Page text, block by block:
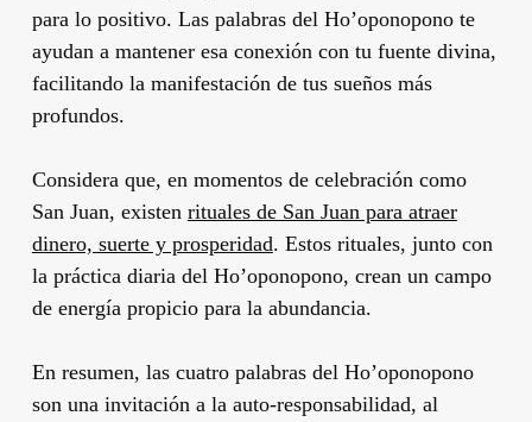
para lo positivo. Las palabras del Ho’oponopono te
ayudan a mantener esa conexión con tu fuente divina,
facilitando la manifestación de tus sueños más
profundos.
Considera que, en momentos de celebración como
San Juan, existen rituales de San Juan para atraer
dinero, suerte y prosperidad. Estos rituales, junto con
la práctica diaria del Ho’oponopono, crean un campo
de energía propicio para la abundancia.
En resumen, las cuatro palabras del Ho’oponopono
son una invitación a la auto-responsabilidad, al